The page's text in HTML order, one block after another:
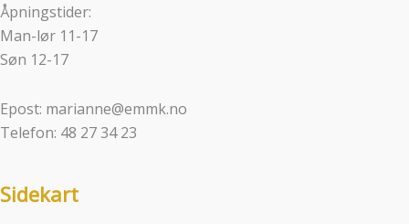
Åpningstider:
Man-lør 11-17
Søn 12-17
Epost: marianne@emmk.no
Telefon: 48 27 34 23
Sidekart